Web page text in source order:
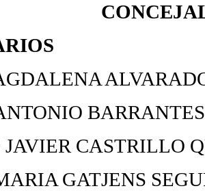
CASTRILLO
GATJENS